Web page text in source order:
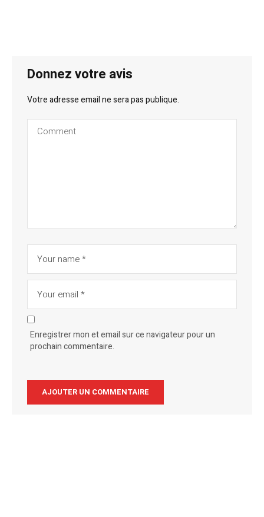
Donnez votre avis
Votre adresse email ne sera pas publique.
Enregistrer mon et email sur ce navigateur pour un
prochain commentaire.